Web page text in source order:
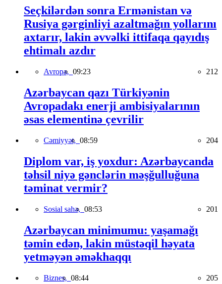
Seçkilərdən sonra Ermənistan və
Rusiya gərginliyi azaltmağın yollarını
axtarır, lakin əvvəlki ittifaqa qayıdış
ehtimalı azdır
Avropa, 09:23 212
Azərbaycan qazı Türkiyənin
Avropadakı enerji ambisiyalarının
əsas elementinə çevrilir
Cəmiyyət, 08:59 204
Diplom var, iş yoxdur: Azərbaycanda
təhsil niyə gənclərin məşğulluğuna
təminat vermir?
Sosial sahə, 08:53 201
Azərbaycan minimumu: yaşamağı
təmin edən, lakin müstəqil həyata
yetməyən əməkhaqqı
Biznes, 08:44 205